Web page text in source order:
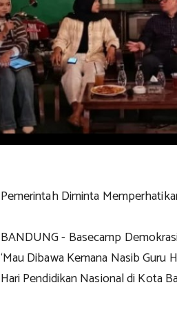
Pemerintah Diminta
BANDUNG - Basecamp
‘Mau Dibawa Kemana Nasib Guru
Hari Pendidikan Nasional di Kota